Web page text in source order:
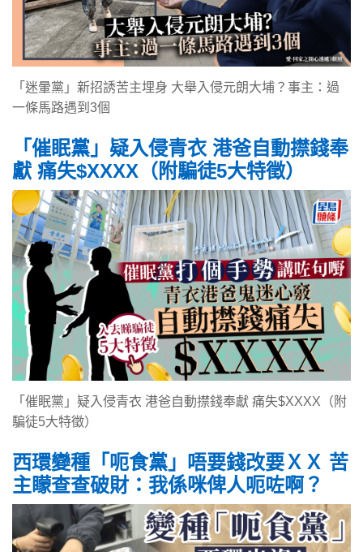
「迷暈黨」新招誘苦主埋身 大舉入侵元朗大埔？事主：過
一條馬路遇到3個
「催眠黨」疑入侵青衣 港爸自動㩒錢奉
獻 痛失$XXXX（附騙徒5大特徵）
「催眠黨」疑入侵青衣 港爸自動㩒錢奉獻 痛失$XXXX（附
騙徒5大特徵）
西環變種「呃食黨」唔要錢改要ＸＸ 苦
主矇查查破財：我係咪俾人呃咗啊？